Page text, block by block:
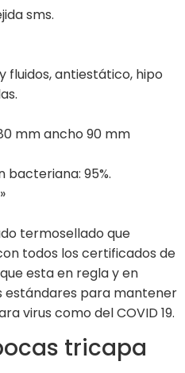
sms.
fluidos, antiestático, hipo
mm ancho 90 mm
bacteriana: 95%.
termosellado que
todos los certificados de
esta en regla y en
estándares para mantener
virus como del COVID 19.
tricapa